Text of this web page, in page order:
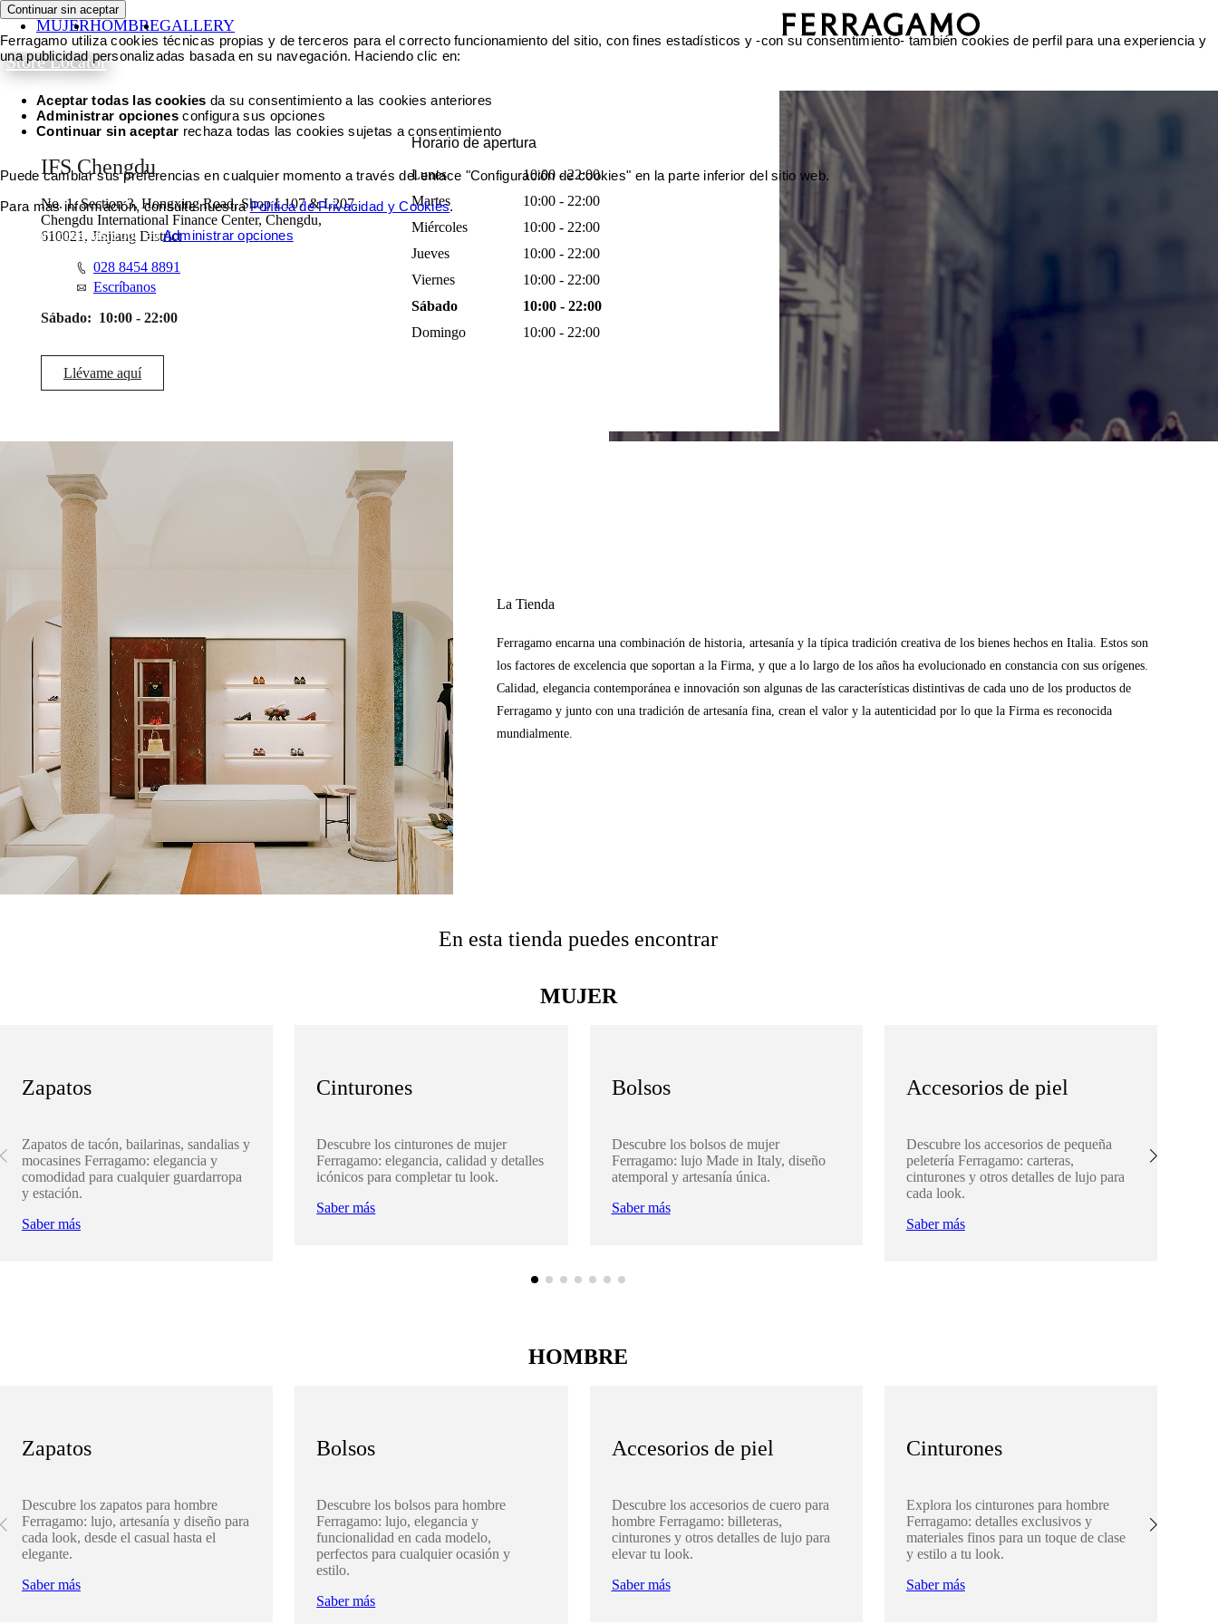
MUJERHOMBREGALLERY
Store Locator
IFS Chengdu
No. 1, Section 3, Hongxing Road, Shop L107 & L207,
Chengdu International Finance Center, Chengdu,
610021, Jinjiang District
028 8454 8891
Escríbanos
Sábado: 10:00 - 22:00
Llévame aquí
Horario de apertura
Lunes
10:00 - 22:00
Martes
10:00 - 22:00
Miércoles
10:00 - 22:00
Jueves
10:00 - 22:00
Viernes
10:00 - 22:00
Sábado
10:00 - 22:00
Domingo
10:00 - 22:00
La Tienda
Ferragamo encarna una combinación de historia, artesanía y la típica tradición creativa de los bienes hechos en Italia. Estos son
los factores de excelencia que soportan a la Firma, y que a lo largo de los años ha evolucionado en constancia con sus orígenes.
Calidad, elegancia contemporánea e innovación son algunas de las características distintivas de cada uno de los productos de
Ferragamo y junto con una tradición de artesanía fina, crean el valor y la autenticidad por lo que la Firma es reconocida
mundialmente.
En esta tienda puedes encontrar
MUJER
Zapatos
Zapatos de tacón, bailarinas, sandalias y
mocasines Ferragamo: elegancia y
comodidad para cualquier guardarropa
y estación.
Saber más
Cinturones
Descubre los cinturones de mujer
Ferragamo: elegancia, calidad y detalles
icónicos para completar tu look.
Saber más
Bolsos
Descubre los bolsos de mujer
Ferragamo: lujo Made in Italy, diseño
atemporal y artesanía única.
Saber más
Accesorios de piel
Descubre los accesorios de pequeña
peletería Ferragamo: carteras,
cinturones y otros detalles de lujo para
cada look.
Saber más
HOMBRE
Zapatos
Descubre los zapatos para hombre
Ferragamo: lujo, artesanía y diseño para
cada look, desde el casual hasta el
elegante.
Saber más
Bolsos
Descubre los bolsos para hombre
Ferragamo: lujo, elegancia y
funcionalidad en cada modelo,
perfectos para cualquier ocasión y
estilo.
Saber más
Accesorios de piel
Descubre los accesorios de cuero para
hombre Ferragamo: billeteras,
cinturones y otros detalles de lujo para
elevar tu look.
Saber más
Cinturones
Explora los cinturones para hombre
Ferragamo: detalles exclusivos y
materiales finos para un toque de clase
y estilo a tu look.
Saber más
Continuar sin aceptar
Ferragamo utiliza cookies técnicas propias y de terceros para el correcto funcionamiento del sitio, con fines estadísticos y -con su consentimiento- también cookies de perfil para una experiencia y
una publicidad personalizadas basada en su navegación. Haciendo clic en:
Aceptar todas las cookies da su consentimiento a las cookies anteriores
Administrar opciones configura sus opciones
Continuar sin aceptar rechaza todas las cookies sujetas a consentimiento
Puede cambiar sus preferencias en cualquier momento a través del enlace "Configuración de cookies" en la parte inferior del sitio web.
Para más información, consulte nuestraPolítica de Privacidad y Cookies.
Aceptar todas las cookiesAdministrar opciones